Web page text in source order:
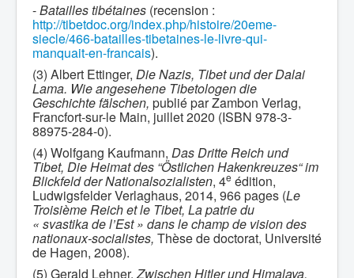
-Batailles tibétaines (recension :
http://tibetdoc.org/index.php/histoire/20eme-
siecle/466-batailles-tibetaines-le-livre-qui-
manquait-en-francais).
(3) Albert Ettinger, Die Nazis, Tibet und der Dalai
Lama. Wie angesehene Tibetologen die
Geschichte fälschen, publié par Zambon Verlag,
Francfort-sur-le Main, juillet 2020 (ISBN 978-3-
88975-284-0).
(4) Wolfgang Kaufmann, Das Dritte Reich und
Tibet, Die Heimat des “Östlichen Hakenkreuzes“ im
Blickfeld der Nationalsozialisten, 4e édition,
Ludwigsfelder Verlaghaus, 2014, 966 pages (Le
Troisième Reich et le Tibet, La patrie du
« svastika de l’Est » dans le champ de vision des
nationaux-socialistes, Thèse de doctorat, Université
de Hagen, 2008).
(5) Gerald Lehner,Zwischen Hitler und Himalaya,